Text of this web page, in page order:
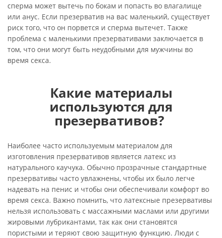
сперма может вытечь по бокам и попасть во влагалище
или анус. Если презерватив на вас маленький, существует
риск того, что он порвется и сперма вытечет. Также
проблема с маленькими презервативами заключается в
том, что они могут быть неудобными для мужчины во
время секса.
Какие материалы
используются для
презервативов?
Наиболее часто используемым материалом для
изготовления презервативов является латекс из
натурального каучука. Обычно прозрачные стандартные
презервативы часто увлажнены, чтобы их было легче
надевать на пенис и чтобы они обеспечивали комфорт во
время секса. Важно помнить, что латексные презервативы
нельзя использовать с массажными маслами или другими
жировыми лубрикантами, так как они становятся
пористыми и теряют свою защитную функцию. Люди с